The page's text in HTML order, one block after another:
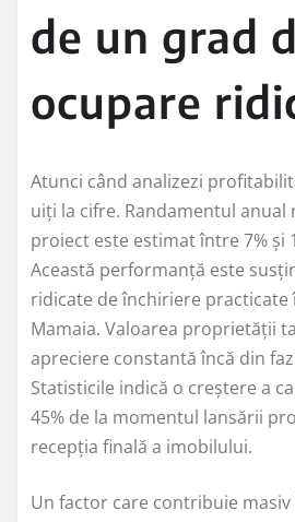
de un grad
ocupare
Atunci când analizezi
uiți la cifre. Randamentul
proiect este estimat între 7% și
Această performanță este
ridicate de închiriere
Mamaia. Valoarea proprietății
apreciere constantă încă din
Statisticile indică o creștere a
45% de la momentul lansării
recepția finală a imobilului.
Un factor care contribuie masiv